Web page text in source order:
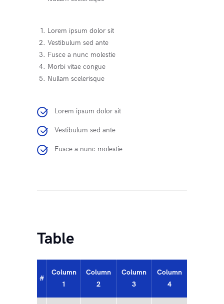
Lorem ipsum dolor sit
Vestibulum sed ante
Fusce a nunc molestie
Morbi vitae congue
Nullam scelerisque
Lorem ipsum dolor sit
Vestibulum sed ante
Fusce a nunc molestie
Table
#
Column
1
Column
2
Column
3
Column
4